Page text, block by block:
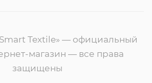
Textile» — официальный
магазин — все права
защищены